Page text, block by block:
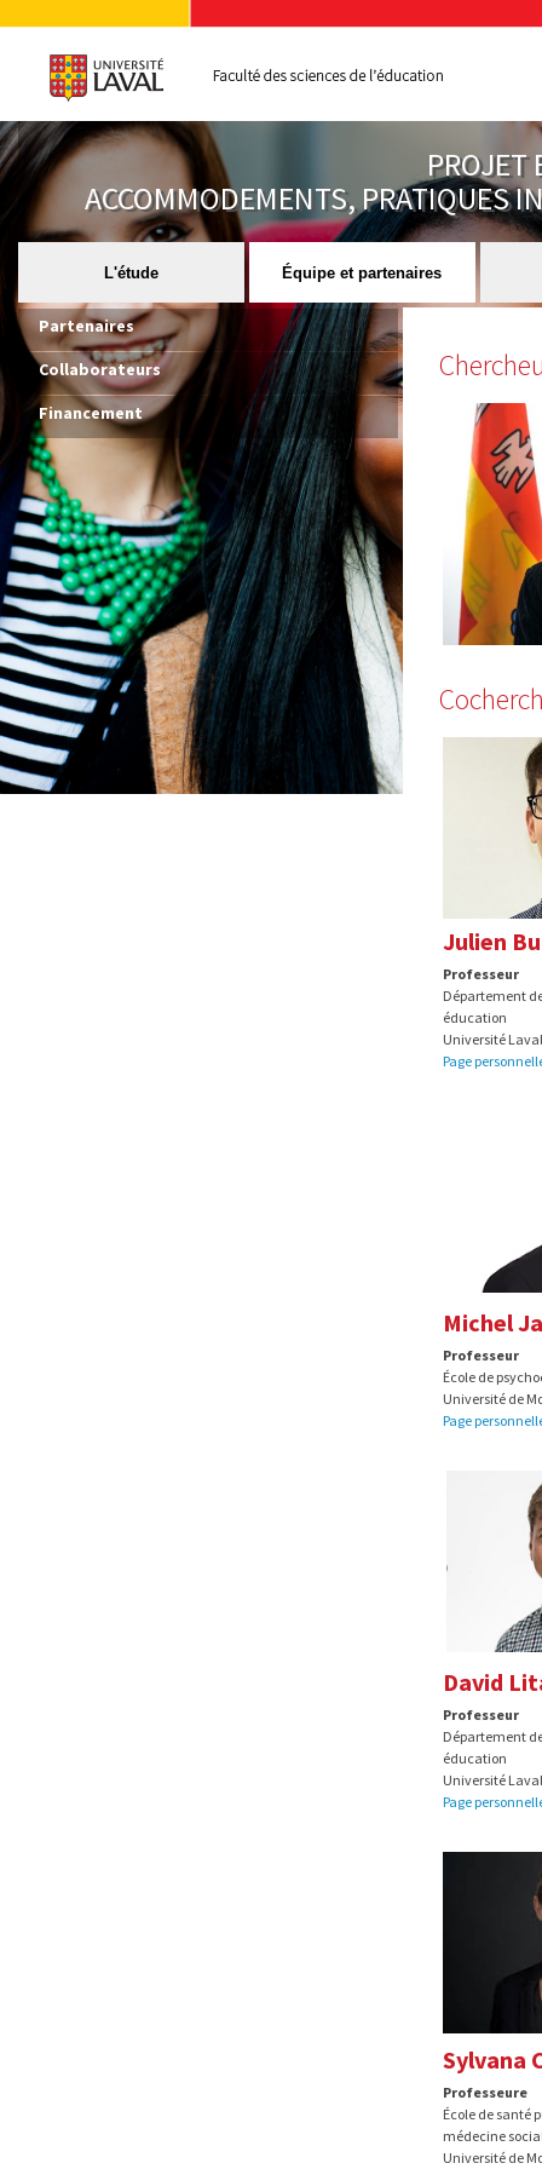
PROJET
ACCOMMODEMENTS, PRATIQUES
L'étude Équipe et partenaires
Partenaires
Collaborateurs
Financement
Julien
Professeur
Département
éducation
Université Laval
Page
Michel
Professeur
École de
Université de
Page
David
Professeur
Département
éducation
Université Laval
Page
Sylvana
Professeure
École de santé
médecine
Université de